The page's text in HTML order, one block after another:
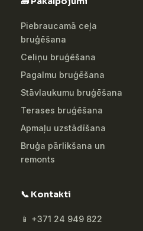
Piebraucamā ceļa
bruģēšana
Celiņu bruģēšana
Pagalmu bruģēšana
Stāvlaukumu bruģēšana
Terases bruģēšana
Apmaļu uzstādīšana
Bruģa pārlikšana un
remonts
📞 Kontakti
📱 +371 24 949 822